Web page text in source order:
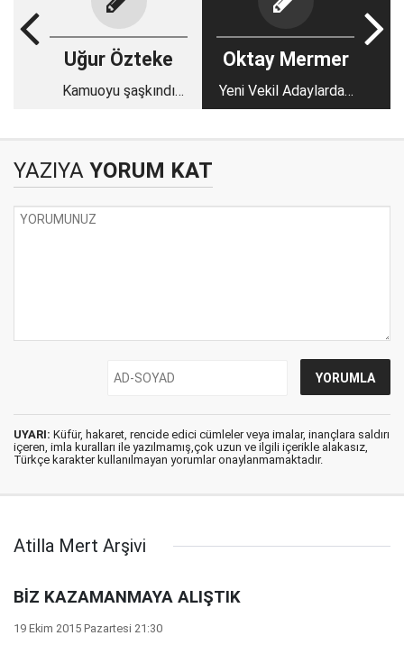
Uğur Özteke
Kamuoyu şaşkındı
Oktay Mermer
Yeni Vekil Adaylardan
Ne İsteyelim?
YAZIYA YORUM KAT
UYARI: Küfür, hakaret, rencide edici cümleler veya imalar, inançlara saldırı
içeren, imla kuralları ile yazılmamış,çok uzun ve ilgili içerikle alakasız,
Türkçe karakter kullanılmayan yorumlar onaylanmamaktadır.
Atilla Mert Arşivi
BİZ KAZAMANMAYA ALIŞTIK
19 Ekim 2015 Pazartesi 21:30